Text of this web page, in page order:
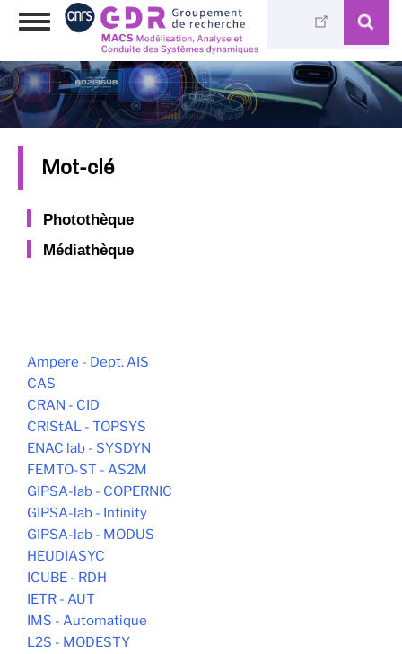
Aller
principal
Toggle
Mot-clé
Photothèque
Médiathèque
Ampere - Dept. AIS
CAS
CRAN - CID
CRIStAL - TOPSYS
ENAC lab - SYSDYN
FEMTO-ST - AS2M
GIPSA-lab - COPERNIC
GIPSA-lab - Infinity
GIPSA-lab - MODUS
HEUDIASYC
ICUBE - RDH
IETR - AUT
IMS - Automatique
L2S - MODESTY